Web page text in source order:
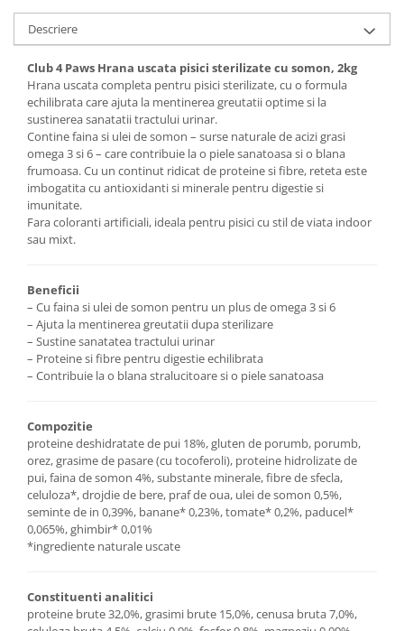
Descriere
Club 4 Paws Hrana uscata pisici sterilizate cu somon, 2kg
Hrana uscata completa pentru pisici sterilizate, cu o formula
echilibrata care ajuta la mentinerea greutatii optime si la
sustinerea sanatatii tractului urinar.
Contine faina si ulei de somon – surse naturale de acizi grasi
omega 3 si 6 – care contribuie la o piele sanatoasa si o blana
frumoasa. Cu un continut ridicat de proteine si fibre, reteta este
imbogatita cu antioxidanti si minerale pentru digestie si
imunitate.
Fara coloranti artificiali, ideala pentru pisici cu stil de viata indoor
sau mixt.
Beneficii
– Cu faina si ulei de somon pentru un plus de omega 3 si 6
– Ajuta la mentinerea greutatii dupa sterilizare
– Sustine sanatatea tractului urinar
– Proteine si fibre pentru digestie echilibrata
– Contribuie la o blana stralucitoare si o piele sanatoasa
Compozitie
proteine deshidratate de pui 18%, gluten de porumb, porumb,
orez, grasime de pasare (cu tocoferoli), proteine hidrolizate de
pui, faina de somon 4%, substante minerale, fibre de sfecla,
celuloza*, drojdie de bere, praf de oua, ulei de somon 0,5%,
seminte de in 0,39%, banane* 0,23%, tomate* 0,2%, paducel*
0,065%, ghimbir* 0,01%
*ingrediente naturale uscate
Constituenti analitici
proteine brute 32,0%, grasimi brute 15,0%, cenusa bruta 7,0%,